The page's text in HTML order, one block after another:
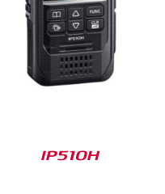
IP510H